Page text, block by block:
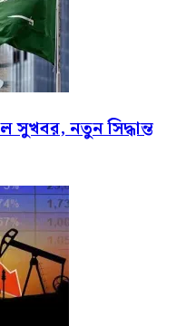
সুখবর, নতুন সিদ্ধান্ত